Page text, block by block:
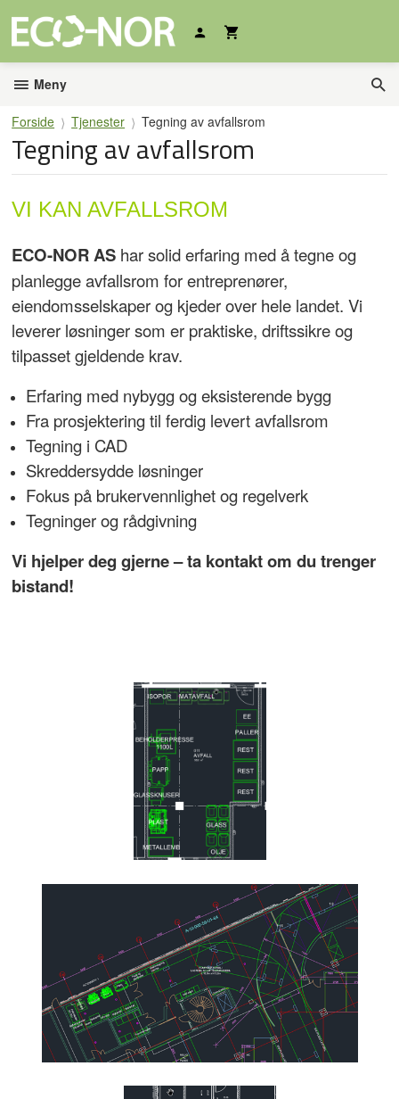
innholdet
Meny
Forside Tjenester Tegning av avfallsrom
Tegning av avfallsrom
VI KAN AVFALLSROM
ECO-NOR AS har solid erfaring med å tegne og
planlegge avfallsrom for entreprenører,
eiendomsselskaper og kjeder over hele landet. Vi
leverer løsninger som er praktiske, driftssikre og
tilpasset gjeldende krav.
Erfaring med nybygg og eksisterende bygg
Fra prosjektering til ferdig levert avfallsrom
Tegning i CAD
Skreddersydde løsninger
Fokus på brukervennlighet og regelverk
Tegninger og rådgivning
Vi hjelper deg gjerne – ta kontakt om du trenger
bistand!